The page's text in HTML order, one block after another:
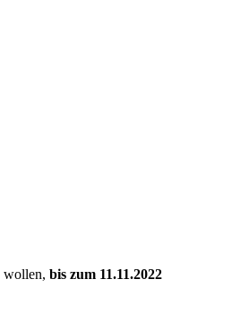
wollen, bis zum 11.11.2022